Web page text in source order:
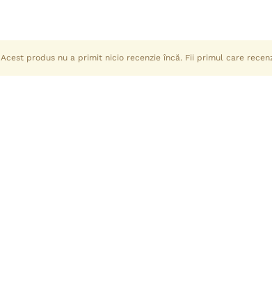
Acest produs nu a primit nicio recenzie încă. Fii primul care